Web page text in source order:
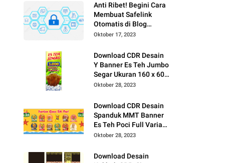
Anti Ribet! Begini Cara
Membuat Safelink
Otomatis di Blog
Sendiri Tanpa Domain
Oktober 17, 2023
Download CDR Desain
Y Banner Es Teh Jumbo
Segar Ukuran 160 x 60
CM, Bisa Cetak Pakai
Oktober 28, 2023
Download CDR Desain
Spanduk MMT Banner
Es Teh Poci Full Varian
Rasa, Siap Cetak Buat
Oktober 28, 2023
Download Desain